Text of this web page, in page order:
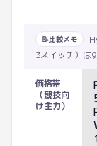
📝比較メモ
3スイッチ）は
価格帯
（競技向
け主力）